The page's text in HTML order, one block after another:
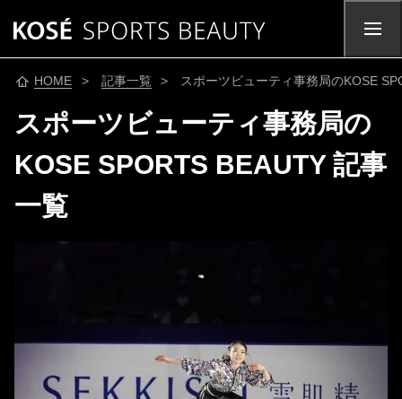
HOME > 記事一覧 > スポーツビューティ事務局のKOSE
スポーツビューティ事務局の
KOSE SPORTS BEAUTY 記事
一覧